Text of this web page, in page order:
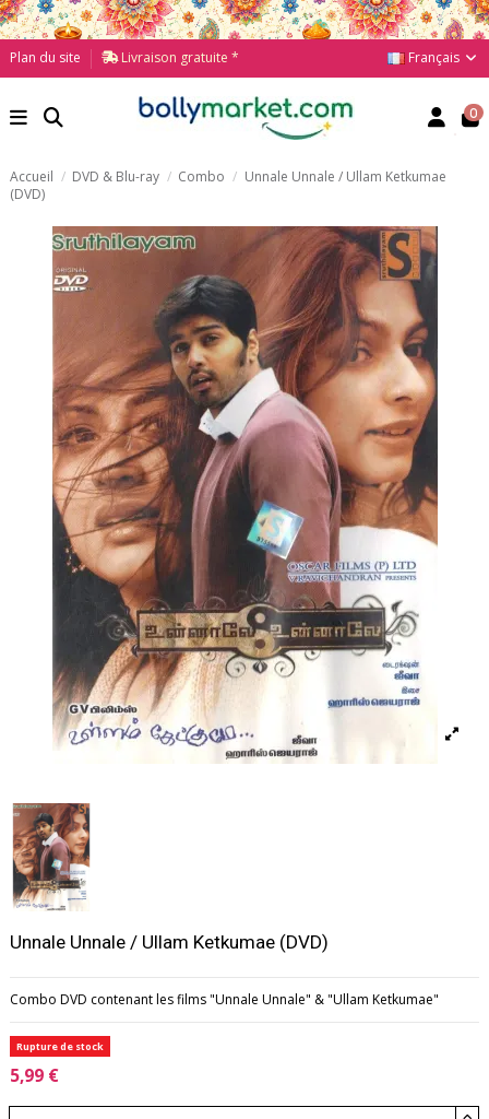
Plan du site Livraison gratuite * Français
0
Accueil DVD & Blu-ray Combo
Unnale Unnale / Ullam Ketkumae
(DVD)
Unnale Unnale / Ullam Ketkumae (DVD)
Combo DVD contenant les films "Unnale Unnale" & "Ullam Ketkumae"
Rupture de stock
5,99 €